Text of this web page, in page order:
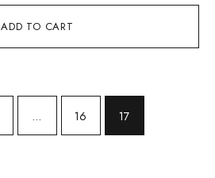
ADD TO CART
… 16 17